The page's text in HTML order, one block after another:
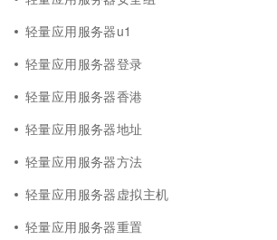
轻量应用服务器u1
轻量应用服务器登录
轻量应用服务器香港
轻量应用服务器地址
轻量应用服务器方法
轻量应用服务器虚拟主机
轻量应用服务器重置